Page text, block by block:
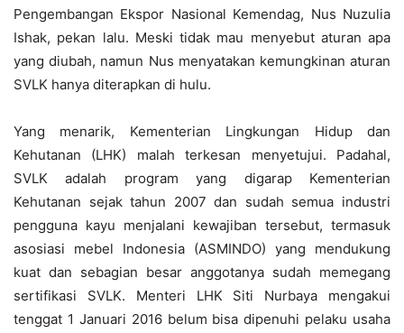
Pengembangan Ekspor Nasional Kemendag, Nus Nuzulia
Ishak, pekan lalu. Meski tidak mau menyebut aturan apa
yang diubah, namun Nus menyatakan kemungkinan aturan
SVLK hanya diterapkan di hulu.
Yang menarik, Kementerian Lingkungan Hidup dan
Kehutanan (LHK) malah terkesan menyetujui. Padahal,
SVLK adalah program yang digarap Kementerian
Kehutanan sejak tahun 2007 dan sudah semua industri
pengguna kayu menjalani kewajiban tersebut, termasuk
asosiasi mebel Indonesia (ASMINDO) yang mendukung
kuat dan sebagian besar anggotanya sudah memegang
sertifikasi SVLK. Menteri LHK Siti Nurbaya mengakui
tenggat 1 Januari 2016 belum bisa dipenuhi pelaku usaha